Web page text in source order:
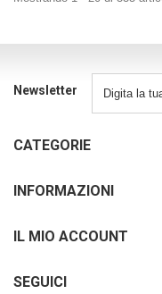
Newsletter
CATEGORIE
INFORMAZIONI
IL MIO ACCOUNT
SEGUICI